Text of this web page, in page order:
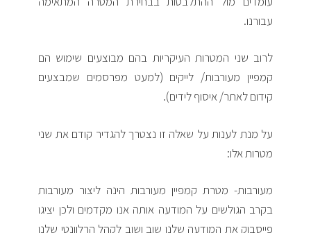
עבורנו.
לרוב שני המטרות העיקריות בהם מבוצעים שימוש הם
קמפיין מעורבות/ לייקים (למעט מפרסמים שמבצעים
קידום לאתר/ איסוף לידים).
על מנת לענות על שאלה זו נצטרך להגדיר קודם את שני
מטרות אלו:
מעורבות- מטרת קמפיין מעורבות הינה ליצור מעורבות
בקרב הגולשים על המודעה אותה אנו מקדמים ולכן יציגו
פייסבוק את המודעה שלנו שוב ושוב לקהל הרלוונטי שלנו